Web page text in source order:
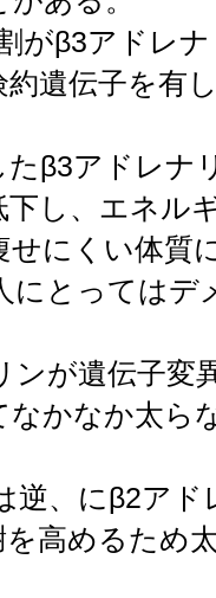
がβ3アドレ
遺伝子を有
β3アドレナ
下し、エネル
せにくい体質
にとってはデ
ンが遺伝子変
なかなか太ら
逆、にβ2アド
高めるため